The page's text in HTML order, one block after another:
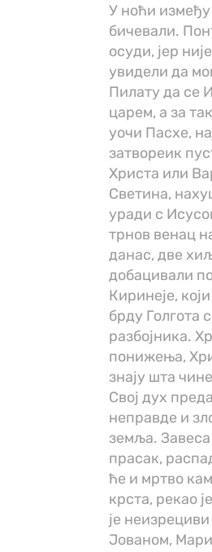
У ноћи
бичевали.
осуди, јер
увидели да
Пилату да се
царем, а за
уочи Пасхе,
затвореик
Христа или
Светина,
уради с
трнов венац
данас, две
добацивали
Киринеје,
брду Голгота
разбојника.
понижења,
знају шта
Свој дух
неправде и
земља.
прасак,
ће и мртво
крста, рекао
је
Јованом,